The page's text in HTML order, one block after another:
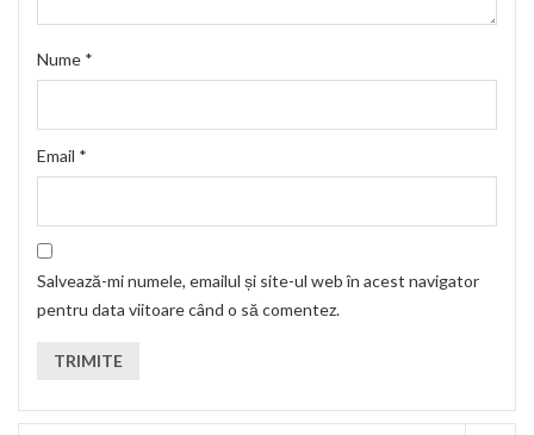
Nume *
Email *
Salvează-mi numele, emailul și site-ul web în acest navigator
pentru data viitoare când o să comentez.